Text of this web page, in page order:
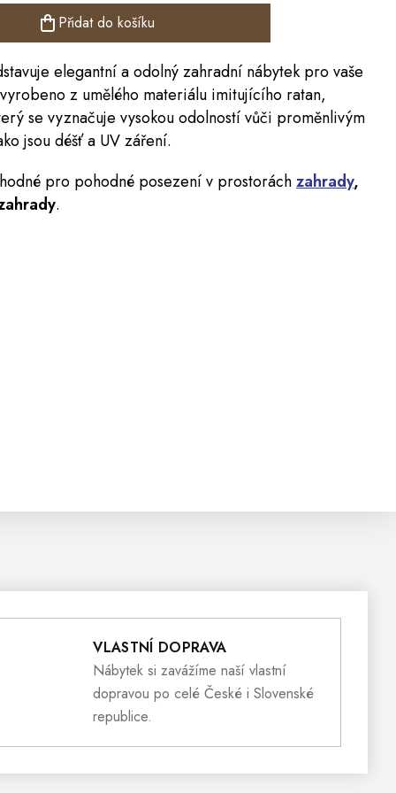
Přidat do košíku
elegantní a odolný zahradní nábytek pro vaše
z umělého materiálu imitujícího ratan,
se vyznačuje vysokou odolností vůči proměnlivým
jsou déšť a UV záření.
pro pohodné posezení v prostoráchzahrady,
.
VLASTNÍ DOPRAVA
Nábytek si zavážíme naší vlastní
dopravou po celé České i Slovenské
republice.